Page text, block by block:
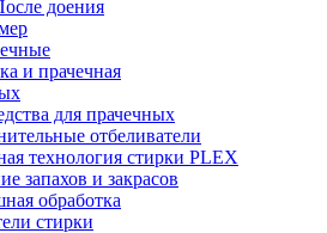
доения
и прачечная
для прачечных
отбеливатели
технология стирки PLEX
запахов и закрасов
обработка
стирки